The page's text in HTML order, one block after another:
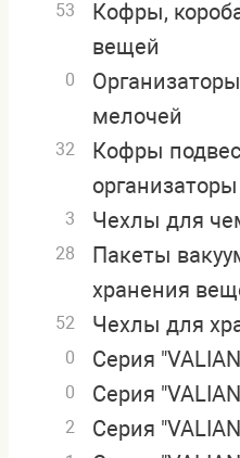
53
Кофры,
вещей
0
мелочей
32
Кофры
3 Чехлы для
28
Пакеты
хранения
52 Чехлы для
0 Серия
0 Серия
2 Серия